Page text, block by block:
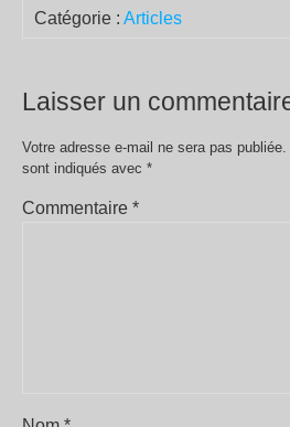
Catégorie : Articles
Laisser un
Votre adresse e-mail ne sera pas publiée.
sont indiqués avec *
Commentaire *